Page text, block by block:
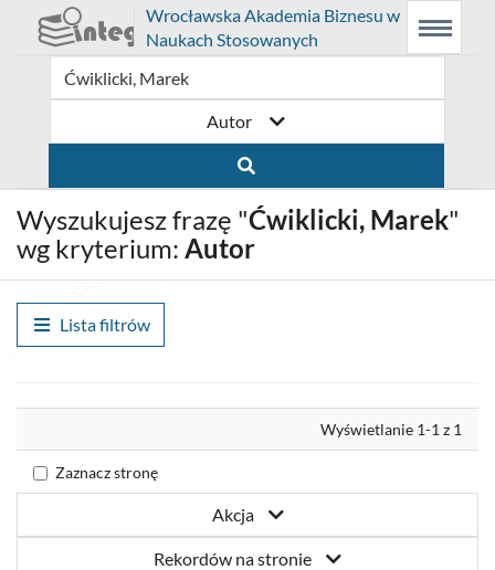
Menu
główne
Wyszukiwarka
Treść
główna
Prolib
Integro
-
główna
Wrocławska Akademia Biznesu w
Naukach Stosowanych
Menu
Autor
Wyszukujesz frazę "Ćwiklicki, Marek"
wg kryterium: Autor
Lista filtrów
Wyświetlanie 1-1 z 1
Zaznacz stronę
Akcja
Rekordów na stronie